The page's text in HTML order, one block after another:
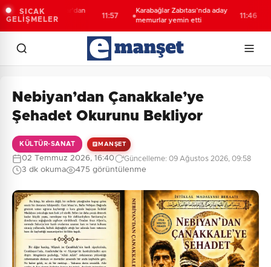
SICAK
GELİŞMELER
7000 Boğazlar'dan
geçti
11:57
Karabağlar Zabıtası'nda aday
memurlar yemin etti
11:46
Nebiyan’dan Çanakkale’ye
Şehadet Okurunu Bekliyor
KÜLTÜR-SANAT MANŞET
02 Temmuz 2026, 16:40 Güncelleme: 09 Ağustos 2026, 09:58
3 dk okuma 475 görüntülenme